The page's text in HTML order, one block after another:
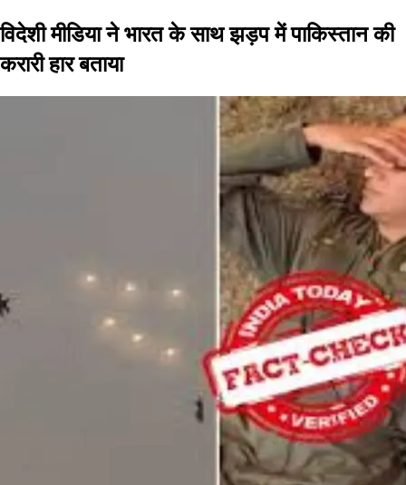
विदेशी मीडिया ने भारत के साथ झड़प में पाकिस्तान की
करारी हार बताया